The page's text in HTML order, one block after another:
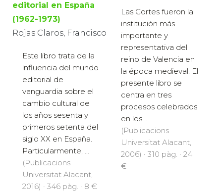
editorial en España
(1962-1973)
Rojas Claros, Francisco
Este libro trata de la
influencia del mundo
editorial de
vanguardia sobre el
cambio cultural de
los años sesenta y
primeros setenta del
siglo XX en España.
Particularmente, ...
(Publicacions
Universitat Alacant,
2016) · 346 pàg. · 8 €
Las Cortes fueron la
institución más
importante y
representativa del
reino de Valencia en
la época medieval. El
presente libro se
centra en tres
procesos celebrados
en los ...
(Publicacions
Universitat Alacant,
2006) · 310 pàg. · 24
€